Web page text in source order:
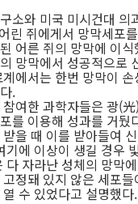
소와 미국 미시건대 의
린 쥐에게서 망막세포
어른 쥐의 망막에 이식
망막에서 성공적으로
에서는 한번 망막이
.
여한 과학자들은 광(
를 이용해 성과를 거뒀
을 때 이를 받아들여
기에 이상이 생길 경우
다 자라난 성체의 망막
정돼 있지 않은 세포
수 있었다고 설명했다.